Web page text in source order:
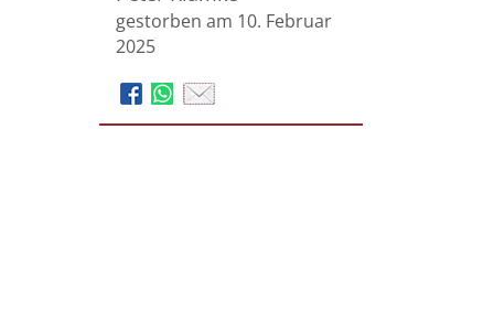
gestorben am 10. Februar
2025